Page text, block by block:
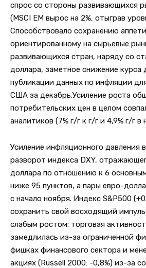
спрос со стороны развивающихся
(MSCI EM вырос на 2%, отыграв
Способствовало сохранению
ориентированному на сырьевые
развивающихся стран, наряду со
доллара, заметное снижение курса
публикации данных по инфляции
США за декабрь.Усиление роста
потребительских цен в целом
аналитиков (7% г/г к г/г и 4,9% г/г в
Усиление инфляционного давления
разворот индекса DXY,
доллара по отношению к 6
ниже 95 пунктов, а пары евро-
с начало ноября. Индекс S&P500
сохранить свой восходящий
слабым ростом: торговая
замедлилась из-за ограниченной
фишках финансового сектора и
акциях (Russell 2000: -0,8%) из-за